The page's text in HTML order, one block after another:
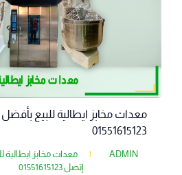
معدات مخابز ايطالية للبيع
01551615123
ADMIN
معدات مخابز
إتصل 01551615123